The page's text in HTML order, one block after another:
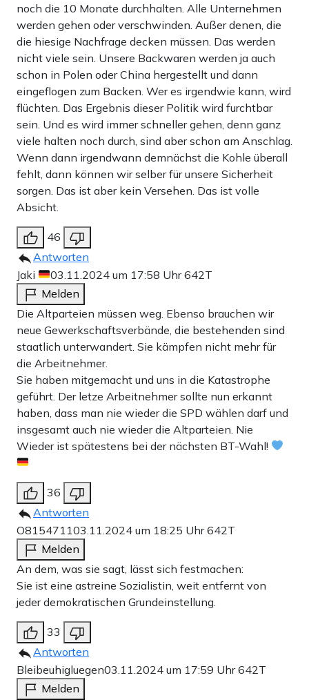
noch die 10 Monate durchhalten. Alle Unternehmen
werden gehen oder verschwinden. Außer denen, die
die hiesige Nachfrage decken müssen. Das werden
nicht viele sein. Unsere Backwaren werden ja auch
schon in Polen oder China hergestellt und dann
eingeflogen zum Backen. Wer es irgendwie kann, wird
flüchten. Das Ergebnis dieser Politik wird furchtbar
sein. Und es wird immer schneller gehen, denn ganz
viele halten noch durch, sind aber schon am Anschlag.
Wenn dann irgendwann demnächst die Kohle überall
fehlt, dann können wir selber für unsere Sicherheit
sorgen. Das ist aber kein Versehen. Das ist volle
Absicht.
46
Antworten
Jaki
03.11.2024 um 17:58 Uhr642T
Melden
Die Altparteien müssen weg. Ebenso brauchen wir
neue Gewerkschaftsverbände, die bestehenden sind
staatlich unterwandert. Sie kämpfen nicht mehr für
die Arbeitnehmer.
Sie haben mitgemacht und uns in die Katastrophe
geführt. Der letze Arbeitnehmer sollte nun erkannt
haben, dass man nie wieder die SPD wählen darf und
insgesamt auch nie wieder die Altparteien. Nie
Wieder ist spätestens bei der nächsten BT-Wahl!
36
Antworten
O815471103.11.2024 um 18:25 Uhr642T
Melden
An dem, was sie sagt, lässt sich festmachen:
Sie ist eine astreine Sozialistin, weit entfernt von
jeder demokratischen Grundeinstellung.
33
Antworten
Bleibeuhigluegen03.11.2024 um 17:59 Uhr642T
Melden